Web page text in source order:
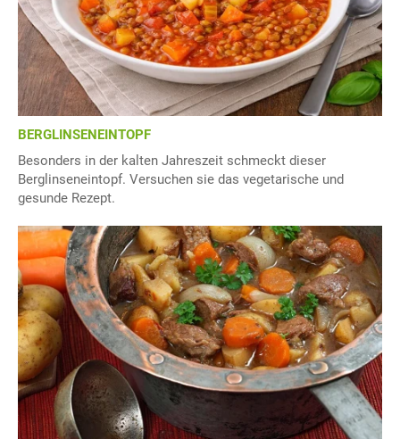
BERGLINSENEINTOPF
Besonders in der kalten Jahreszeit schmeckt dieser
Berglinseneintopf. Versuchen sie das vegetarische und
gesunde Rezept.